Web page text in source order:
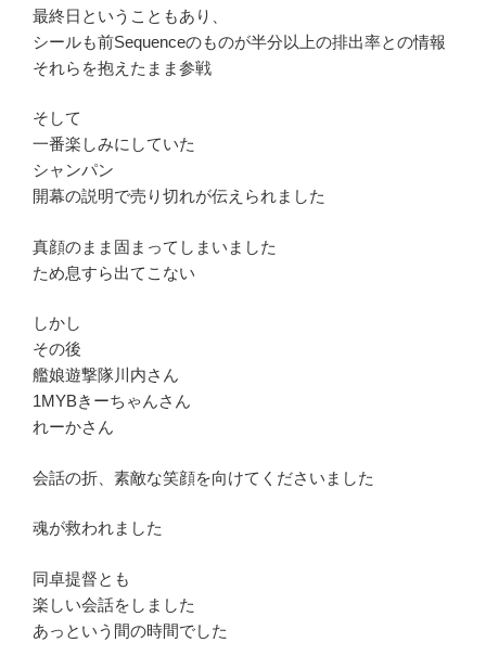
最終日ということもあり、
シールも前Sequenceのものが半分以上の排出率との情報
それらを抱えたまま参戦
そして
一番楽しみにしていた
シャンパン
開幕の説明で売り切れが伝えられました
真顔のまま固まってしまいました
ため息すら出てこない
しかし
その後
艦娘遊撃隊川内さん
1MYBきーちゃんさん
れーかさん
会話の折、素敵な笑顔を向けてくださいました
魂が救われました
同卓提督とも
楽しい会話をしました
あっという間の時間でした